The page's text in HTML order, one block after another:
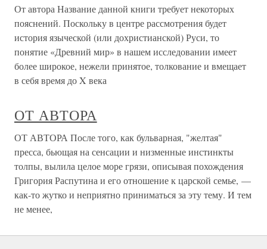
От автора Название данной книги требует некоторых
пояснений. Поскольку в центре рассмотрения будет
история языческой (или дохристианской) Руси, то
понятие «Древний мир» в нашем исследовании имеет
более широкое, нежели принятое, толкование и вмещает
в себя время до X века
ОТ АВТОРА
ОТ АВТОРА После того, как бульварная, "желтая"
пресса, бьющая на сенсации и низменные инстинкты
толпы, вылила целое море грязи, описывая похождения
Григория Распутина и его отношение к царской семье, —
как-то жутко и неприятно приниматься за эту тему. И тем
не менее,